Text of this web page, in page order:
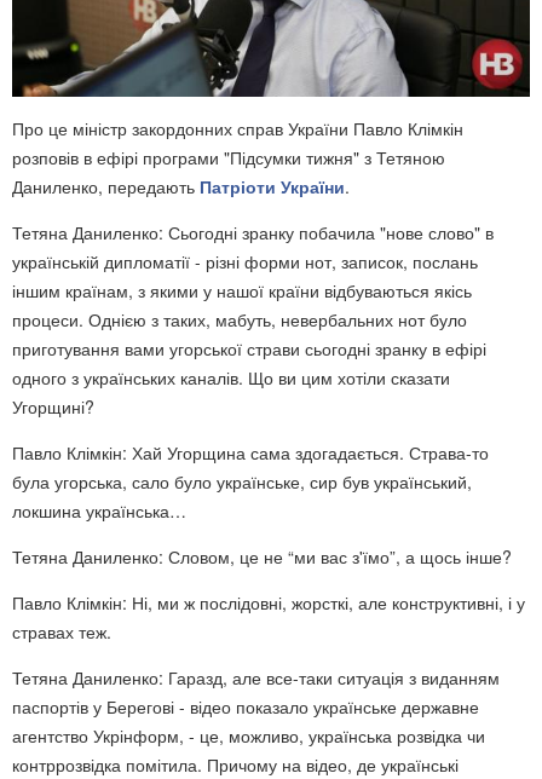
Про це міністр закордонних справ України Павло Клімкін
розповів в ефірі програми "Підсумки тижня" з Тетяною
Даниленко, передають Патріоти України.
Тетяна Даниленко: Сьогодні зранку побачила "нове слово" в
українській дипломатії - різні форми нот, записок, послань
іншим країнам, з якими у нашої країни відбуваються якісь
процеси. Однією з таких, мабуть, невербальних нот було
приготування вами угорської страви сьогодні зранку в ефірі
одного з українських каналів. Що ви цим хотіли сказати
Угорщині?
Павло Клімкін: Хай Угорщина сама здогадається. Страва-то
була угорська, сало було українське, сир був український,
локшина українська…
Тетяна Даниленко: Словом, це не “ми вас з'їмо”, а щось інше?
Павло Клімкін: Ні, ми ж послідовні, жорсткі, але конструктивні, і у
стравах теж.
Тетяна Даниленко: Гаразд, але все-таки ситуація з виданням
паспортів у Берегові - відео показало українське державне
агентство Укрінформ, - це, можливо, українська розвідка чи
контррозвідка помітила. Причому на відео, де українські